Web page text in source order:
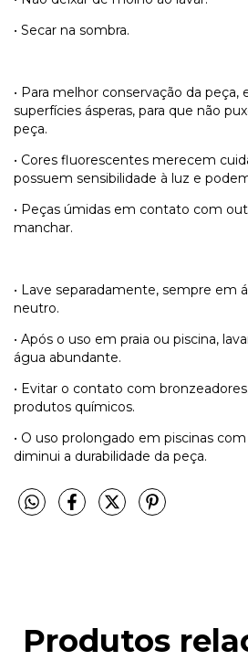
• Secar na sombra.
• Para melhor conservação da
superfícies ásperas, para que não
peça.
• Cores fluorescentes merecem
possuem sensibilidade à luz e
• Peças úmidas em contato com
manchar.
• Lave separadamente, sempre em
neutro.
• Após o uso em praia ou piscina,
água abundante.
• Evitar o contato com
produtos químicos.
• O uso prolongado em piscinas
diminui a durabilidade da peça.
Produtos